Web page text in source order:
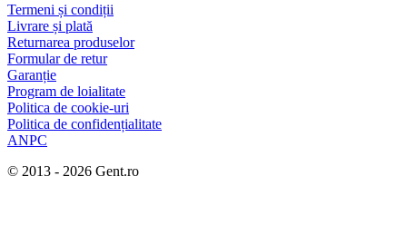
Termeni și condiții
Livrare și plată
Returnarea produselor
Formular de retur
Garanție
Program de loialitate
Politica de cookie-uri
Politica de confidențialitate
ANPC
© 2013 - 2026 Gent.ro